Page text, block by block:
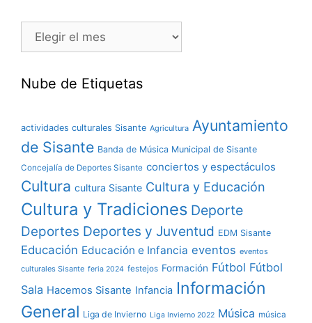
Nube de Etiquetas
actividades culturales Sisante Agricultura Ayuntamiento
de Sisante Banda de Música Municipal de Sisante
Concejalía de Deportes Sisante conciertos y espectáculos
Cultura cultura Sisante Cultura y Educación
Cultura y Tradiciones Deporte
Deportes Deportes y Juventud EDM Sisante
Educación Educación e Infancia eventos eventos
culturales Sisante feria 2024 festejos Formación Fútbol Fútbol
Sala Hacemos Sisante Infancia Información
General Liga de Invierno Liga Invierno 2022 Música música